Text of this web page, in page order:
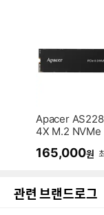
Apacer
4X M.2 NVMe
165,000원
관련 브랜드로그